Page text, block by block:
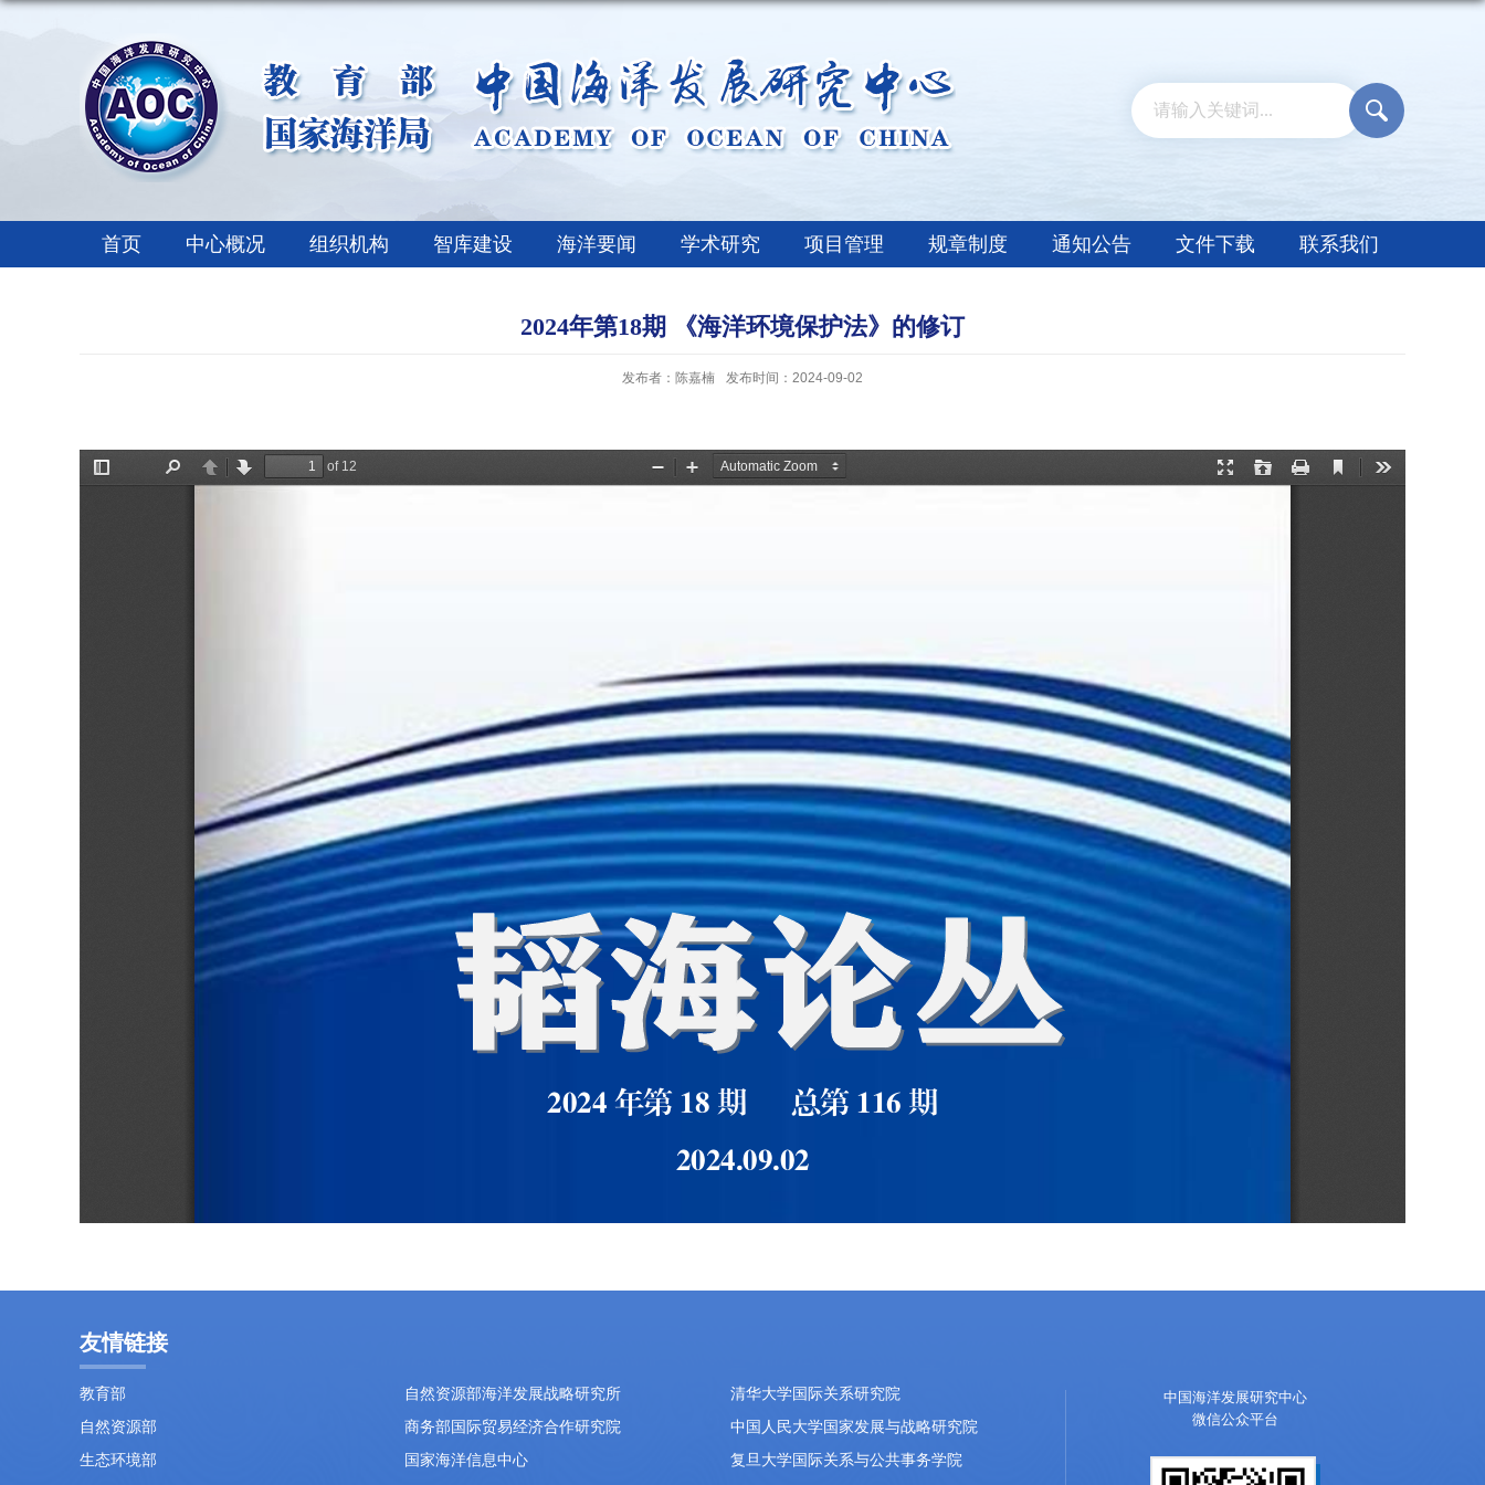
首页 中心概况 组织机构 智库建设 海洋要闻 学术研究 项目管理 规章制度 通知公告 文件下载 联系我们
2024年第18期 《海洋环境保护法》的修订
发布者：陈嘉楠 发布时间：2024-09-02
友情链接
教育部 自然资源部海洋发展战略研究所
清华大学国际关系研究院
自然资源部
商务部国际贸易经济合作研究院
中国人民大学国家发展与战略研究院
生态环境部
国家海洋信息中心 复旦大学国际关系与公共事务学院
中国海洋发展研究中心
微信公众平台